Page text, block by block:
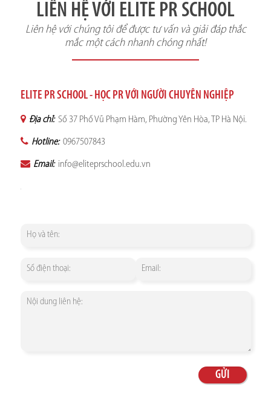
LIÊN HỆ VỚI ELITE PR SCHOOL
Liên hệ với chúng tôi để được tư vấn và giải đáp thắc
mắc một cách nhanh chóng nhất!
ELITE PR SCHOOL - HỌC PR VỚI NGƯỜI CHUYÊN NGHIỆP
Địa chỉ: Số 37 Phố Vũ Phạm Hàm, Phường Yên Hòa, TP Hà Nội.
Hotline: 0967507843
Email: info@eliteprschool.edu.vn